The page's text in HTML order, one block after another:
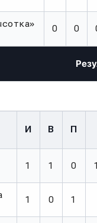
0 0
И В П
1 1 0
1 0 1